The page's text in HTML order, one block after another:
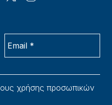
χρήσης προσωπικών